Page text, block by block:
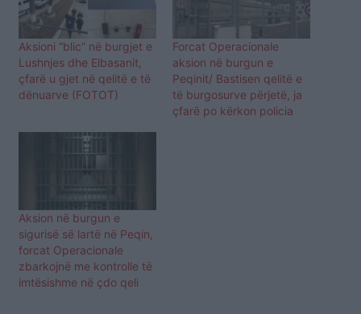
Aksioni “blic” në burgjet e
Lushnjes dhe Elbasanit,
çfarë u gjet në qelitë e të
dënuarve (FOTOT)
Forcat Operacionale
aksion në burgun e
Peqinit/ Bastisen qelitë e
të burgosurve përjetë, ja
çfarë po kërkon policia
Aksion në burgun e
sigurisë së lartë në Peqin,
forcat Operacionale
zbarkojnë me kontrolle të
imtësishme në çdo qeli